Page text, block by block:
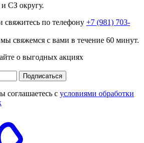
СЗ округу.
свяжитесь по телефону +7 (981) 703-
свяжемся с вами в течение 60 минут.
о выгодных акциях
соглашаетесь с условиями обработки